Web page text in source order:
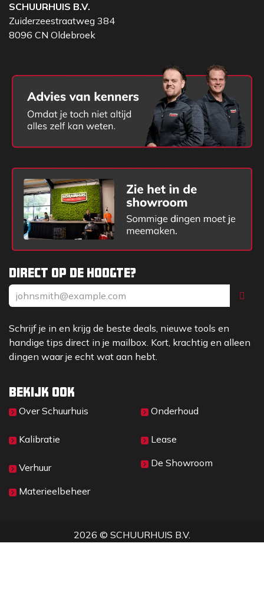
Direct op de hoogte?
Schrijf je in en krijg de beste deals, nieuwe tools en
handige tips direct in je mailbox. Kort, krachtig en alleen
dingen waar je echt wat aan hebt.
Bekijk ook
Over Sc​huurhuis
Kalibratie
Verhuur
Materieelbeheer
Onderhoud
Lease
De Showroom
SCHUURHUIS B.V.
Zuiderzeestraatweg 384
8096 CN Oldebroek
2026 © SCHUURHUIS B.V.